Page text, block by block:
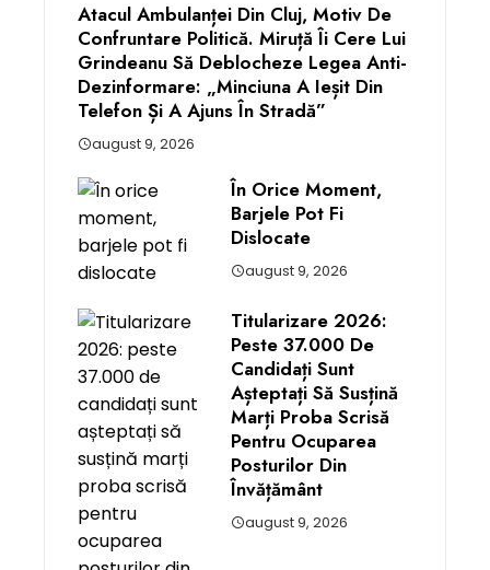
Atacul Ambulanței Din Cluj, Motiv De
Confruntare Politică. Miruță Îi Cere Lui
Grindeanu Să Deblocheze Legea Anti-
Dezinformare: „Minciuna A Ieșit Din
Telefon Și A Ajuns În Stradă”
august 9, 2026
În Orice Moment,
Barjele Pot Fi
Dislocate
august 9, 2026
Titularizare 2026:
Peste 37.000 De
Candidați Sunt
Așteptați Să Susțină
Marți Proba Scrisă
Pentru Ocuparea
Posturilor Din
Învățământ
august 9, 2026